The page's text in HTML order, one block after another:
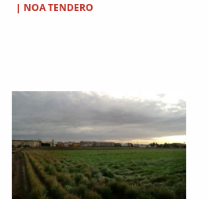
| NOA TENDERO